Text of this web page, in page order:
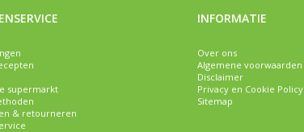
supermarkt
& retourneren
INFORMATIE
Over ons
Algemene voorwaarden
Disclaimer
Privacy en Cookie Policy
Sitemap